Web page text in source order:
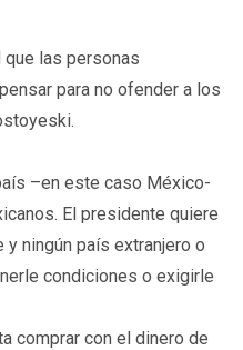
que las personas
para no ofender a los
–en este caso México-
El presidente quiere
ningún país extranjero o
condiciones o exigirle
comprar con el dinero de